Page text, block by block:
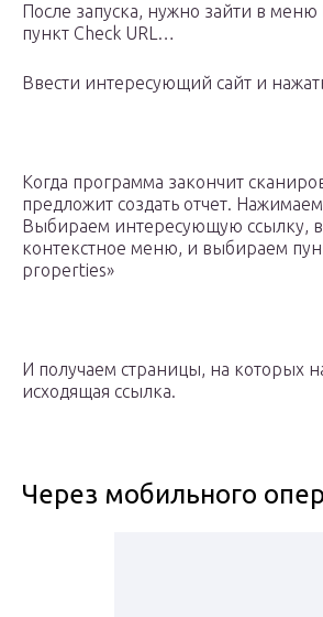
После запуска, нужно зайти в меню
пункт Check URL…
Ввести интересующий сайт и
Когда программа закончит
предложит создать отчет.
Выбираем интересующую ссылку,
контекстное меню, и выбираем
properties»
И получаем страницы, на которых
исходящая ссылка.
Через мобильного